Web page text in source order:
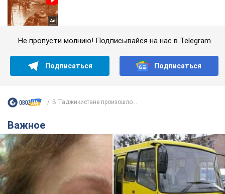
Не пропусти молнию! Подписывайся на нас в Telegram
Подписаться Подписаться
В Таджикистане произошло...
Важное